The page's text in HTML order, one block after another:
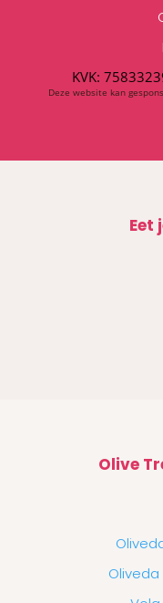
KVK:
Deze website kan
Eet
Olive